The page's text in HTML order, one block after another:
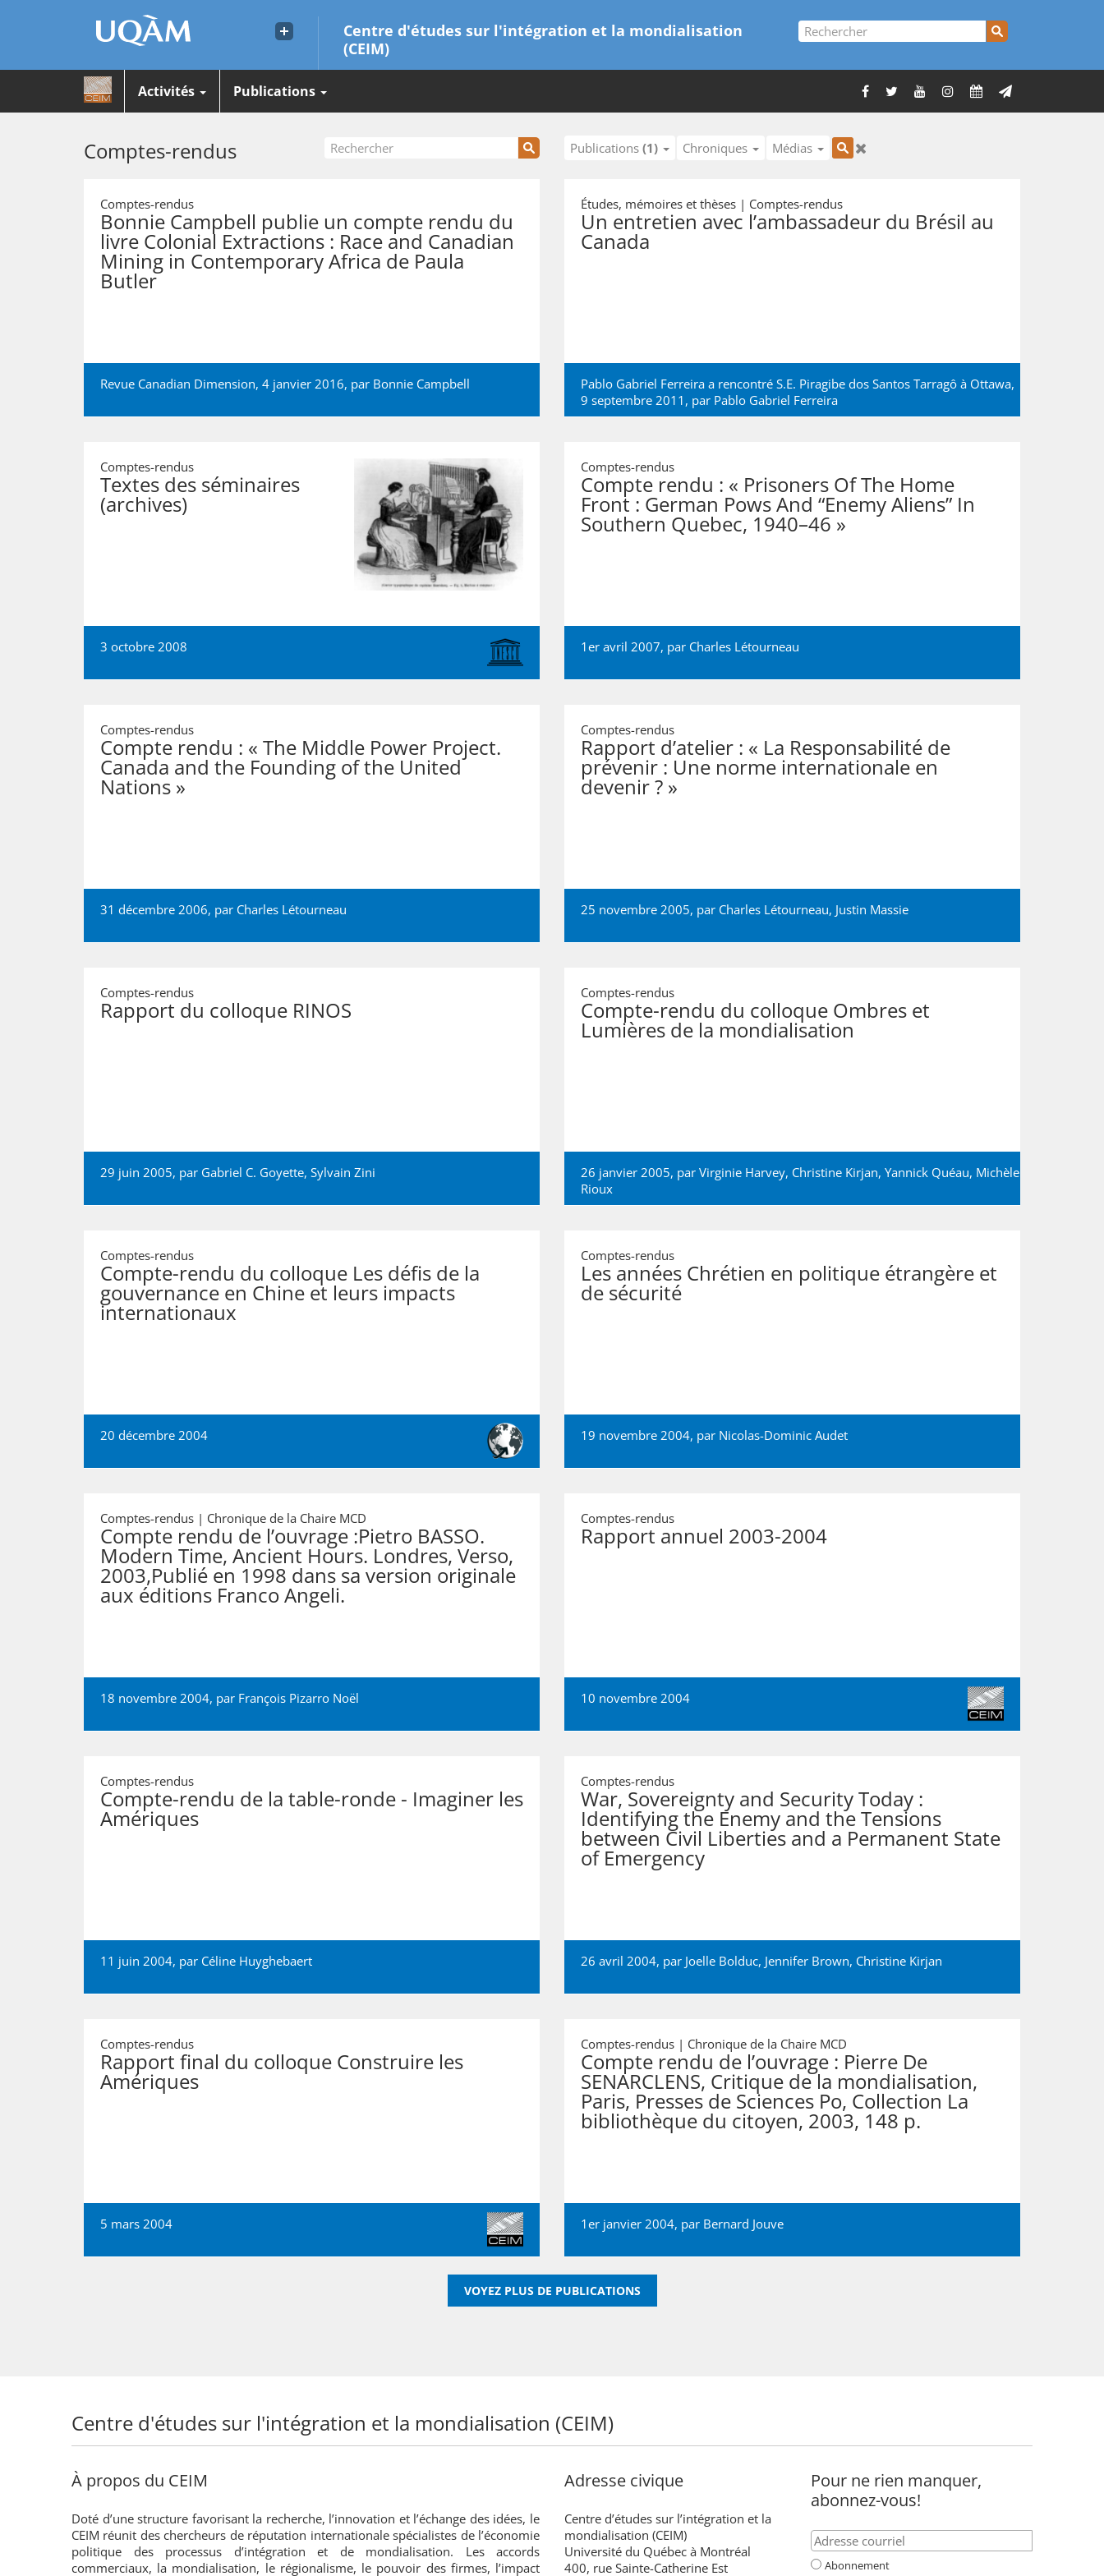
Centre d'études sur l'intégration et la mondialisation
(CEIM)
Activités Publications
Comptes-rendus Publications (1) Chroniques Médias
Comptes-rendus
Bonnie Campbell publie un compte rendu du
livre Colonial Extractions : Race and Canadian
Mining in Contemporary Africa de Paula
Butler
Revue Canadian Dimension, 4 janvier 2016, par Bonnie Campbell
Études, mémoires et thèses | Comptes-rendus
Un entretien avec l’ambassadeur du Brésil au
Canada
Pablo Gabriel Ferreira a rencontré S.E. Piragibe dos Santos Tarragô à Ottawa,
9 septembre 2011, par Pablo Gabriel Ferreira
Comptes-rendus
Textes des séminaires
(archives)
3 octobre 2008
Comptes-rendus
Compte rendu : « Prisoners Of The Home
Front : German Pows And “Enemy Aliens” In
Southern Quebec, 1940–46 »
1er avril 2007, par Charles Létourneau
Comptes-rendus
Compte rendu : « The Middle Power Project.
Canada and the Founding of the United
Nations »
31 décembre 2006, par Charles Létourneau
Comptes-rendus
Rapport d’atelier : « La Responsabilité de
prévenir : Une norme internationale en
devenir ? »
25 novembre 2005, par Charles Létourneau, Justin Massie
Comptes-rendus
Rapport du colloque RINOS
29 juin 2005, par Gabriel C. Goyette, Sylvain Zini
Comptes-rendus
Compte-rendu du colloque Ombres et
Lumières de la mondialisation
26 janvier 2005, par Virginie Harvey, Christine Kirjan, Yannick Quéau, Michèle
Rioux
Comptes-rendus
Compte-rendu du colloque Les défis de la
gouvernance en Chine et leurs impacts
internationaux
20 décembre 2004
Comptes-rendus
Les années Chrétien en politique étrangère et
de sécurité
19 novembre 2004, par Nicolas-Dominic Audet
Comptes-rendus | Chronique de la Chaire MCD
Compte rendu de l’ouvrage :Pietro BASSO.
Modern Time, Ancient Hours. Londres, Verso,
2003,Publié en 1998 dans sa version originale
aux éditions Franco Angeli.
18 novembre 2004, par François Pizarro Noël
Comptes-rendus
Rapport annuel 2003-2004
10 novembre 2004
Comptes-rendus
Compte-rendu de la table-ronde - Imaginer les
Amériques
11 juin 2004, par Céline Huyghebaert
Comptes-rendus
War, Sovereignty and Security Today :
Identifying the Enemy and the Tensions
between Civil Liberties and a Permanent State
of Emergency
26 avril 2004, par Joelle Bolduc, Jennifer Brown, Christine Kirjan
Comptes-rendus
Rapport final du colloque Construire les
Amériques
5 mars 2004
Comptes-rendus | Chronique de la Chaire MCD
Compte rendu de l’ouvrage : Pierre De
SENARCLENS, Critique de la mondialisation,
Paris, Presses de Sciences Po, Collection La
bibliothèque du citoyen, 2003, 148 p.
1er janvier 2004, par Bernard Jouve
VOYEZ PLUS DE PUBLICATIONS
Centre d'études sur l'intégration et la mondialisation (CEIM)
À propos du CEIM
Doté d’une structure favorisant la recherche, l’innovation et l’échange des idées, le
CEIM réunit des chercheurs de réputation internationale spécialistes de l’économie
politique des processus d’intégration et de mondialisation. Les accords
commerciaux, la mondialisation, le régionalisme, le pouvoir des firmes, l’impact
Adresse civique
Centre d’études sur l’intégration et la
mondialisation (CEIM)
Université du Québec à Montréal
400, rue Sainte-Catherine Est
Pour ne rien manquer,
abonnez-vous!
Abonnement